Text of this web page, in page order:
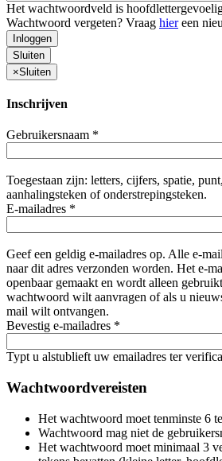
Het wachtwoordveld is
Wachtwoord vergeten? Vraag hiereen
Inloggen
Sluiten
×Sluiten
Inschrijven
Gebruikersnaam *
Toegestaan zijn: letters, cijfers, spatie,
aanhalingsteken of onderstrepingsteken.
E-mailadres *
Geef een geldig e-mailadres op. Alle e-
naar dit adres verzonden worden. Het e-
openbaar gemaakt en wordt alleen
wachtwoord wilt aanvragen of als u
mail wilt ontvangen.
Bevestig e-mailadres *
Typt u alstublieft uw emailadres ter
Wachtwoordvereisten
Het wachtwoord moet tenminste 6
Wachtwoord mag niet de
Het wachtwoord moet minimaal 3